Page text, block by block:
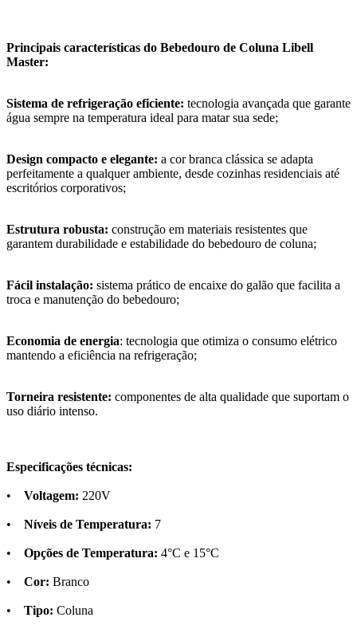
Principais características do Bebedouro de Coluna Libell
Master:
Sistema de refrigeração eficiente: tecnologia avançada que garante
água sempre na temperatura ideal para matar sua sede;
Design compacto e elegante: a cor branca clássica se adapta
perfeitamente a qualquer ambiente, desde cozinhas residenciais até
escritórios corporativos;
Estrutura robusta: construção em materiais resistentes que
garantem durabilidade e estabilidade do bebedouro de coluna;
Fácil instalação: sistema prático de encaixe do galão que facilita a
troca e manutenção do bebedouro;
Economia de energia: tecnologia que otimiza o consumo elétrico
mantendo a eficiência na refrigeração;
Torneira resistente: componentes de alta qualidade que suportam o
uso diário intenso.
Especificações técnicas:
• Voltagem: 220V
• Níveis de Temperatura: 7
• Opções de Temperatura: 4°C e 15°C
• Cor: Branco
• Tipo: Coluna